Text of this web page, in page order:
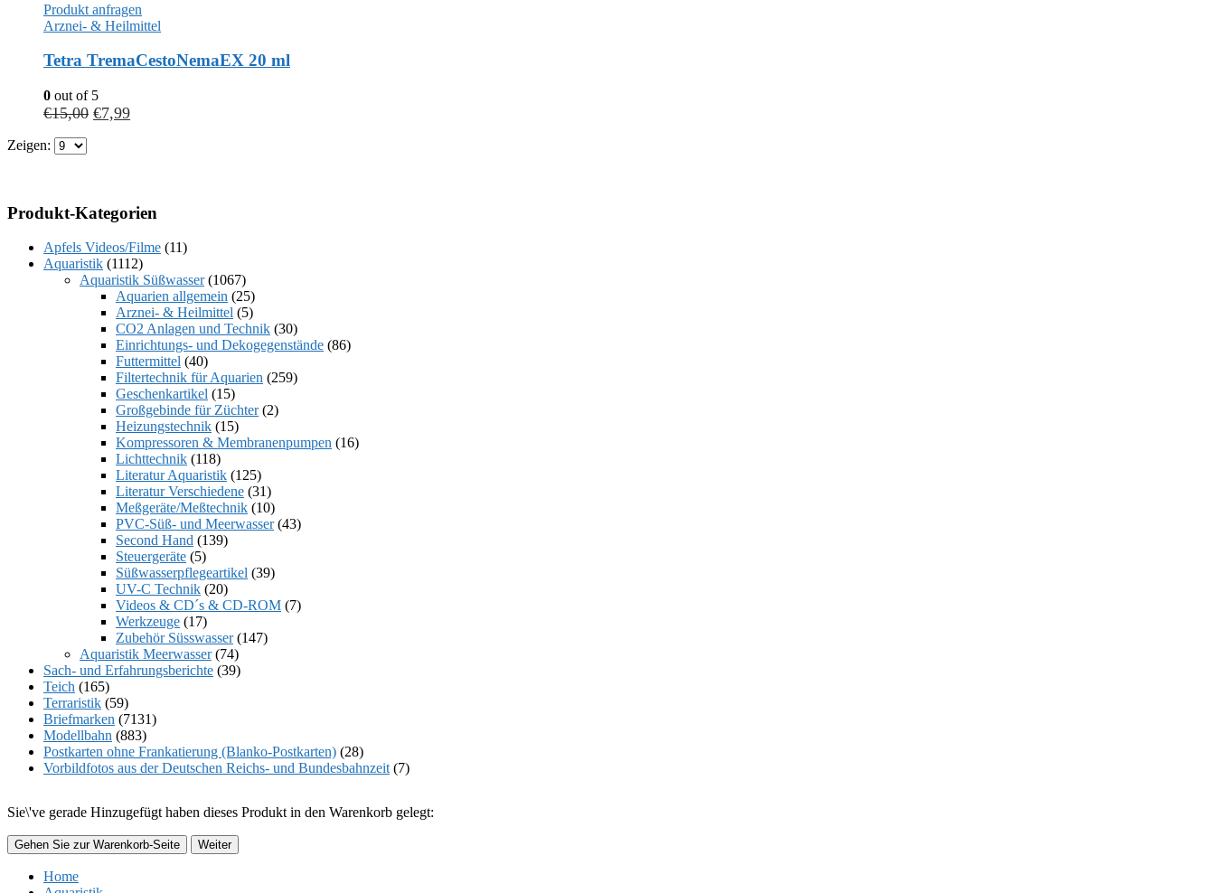
Produkt anfragen
Arznei- & Heilmittel
Tetra TremaCestoNemaEX 20 ml
0 out of 5
€15,00 €7,99
Zeigen:
Produkt-Kategorien
Apfels Videos/Filme (11)
Aquaristik (1112)
Aquaristik Süßwasser (1067)
Aquarien allgemein (25)
Arznei- & Heilmittel (5)
CO2 Anlagen und Technik (30)
Einrichtungs- und Dekogegenstände (86)
Futtermittel (40)
Filtertechnik für Aquarien (259)
Geschenkartikel (15)
Großgebinde für Züchter (2)
Heizungstechnik (15)
Kompressoren & Membranenpumpen (16)
Lichttechnik (118)
Literatur Aquaristik (125)
Literatur Verschiedene (31)
Meßgeräte/Meßtechnik (10)
PVC-Süß- und Meerwasser (43)
Second Hand (139)
Steuergeräte (5)
Süßwasserpflegeartikel (39)
UV-C Technik (20)
Videos & CD´s & CD-ROM (7)
Werkzeuge (17)
Zubehör Süsswasser (147)
Aquaristik Meerwasser (74)
Sach- und Erfahrungsberichte (39)
Teich (165)
Terraristik (59)
Briefmarken (7131)
Modellbahn (883)
Postkarten ohne Frankatierung (Blanko-Postkarten) (28)
Vorbildfotos aus der Deutschen Reichs- und Bundesbahnzeit (7)
Sie\'ve gerade Hinzugefügt haben dieses Produkt in den Warenkorb gelegt:
Gehen Sie zur Warenkorb-Seite Weiter
Home